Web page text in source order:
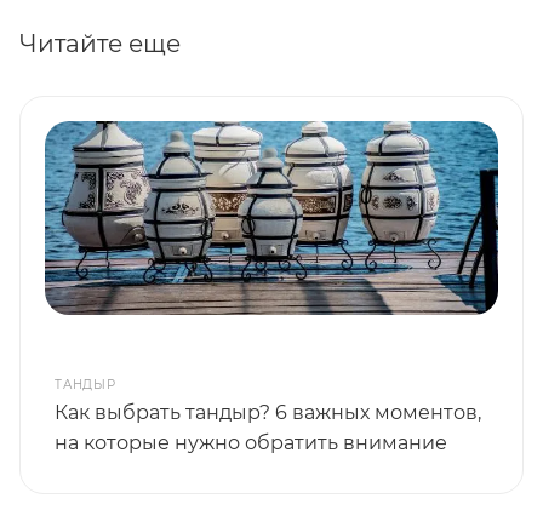
Читайте еще
ТАНДЫР
Как выбрать тандыр? 6 важных моментов,
на которые нужно обратить внимание